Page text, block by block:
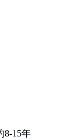
8-15年